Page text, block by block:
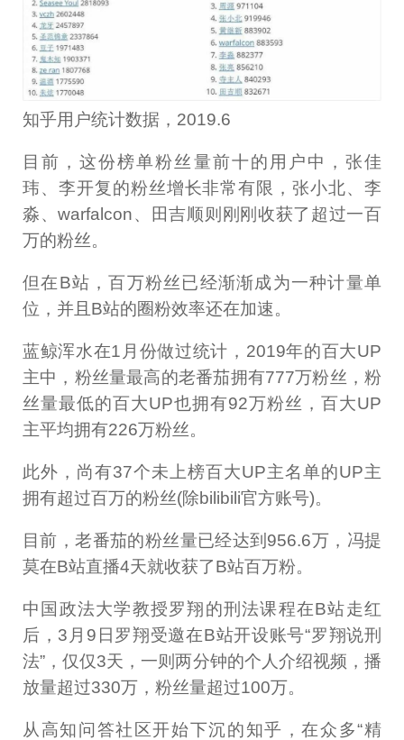
知乎用户统计数据，2019.6
目前，这份榜单粉丝量前十的用户中，张佳
玮、李开复的粉丝增长非常有限，张小北、李
淼、warfalcon、田吉顺则刚刚收获了超过一百
万的粉丝。
但在B站，百万粉丝已经渐渐成为一种计量单
位，并且B站的圈粉效率还在加速。
蓝鲸浑水在1月份做过统计，2019年的百大UP
主中，粉丝量最高的老番茄拥有777万粉丝，粉
丝量最低的百大UP也拥有92万粉丝，百大UP
主平均拥有226万粉丝。
此外，尚有37个未上榜百大UP主名单的UP主
拥有超过百万的粉丝(除bilibili官方账号)。
目前，老番茄的粉丝量已经达到956.6万，冯提
莫在B站直播4天就收获了B站百万粉。
中国政法大学教授罗翔的刑法课程在B站走红
后，3月9日罗翔受邀在B站开设账号“罗翔说刑
法”，仅仅3天，一则两分钟的个人介绍视频，播
放量超过330万，粉丝量超过100万。
从高知问答社区开始下沉的知乎，在众多“精